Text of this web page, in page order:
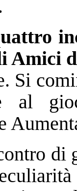
Amici
Si
al
di